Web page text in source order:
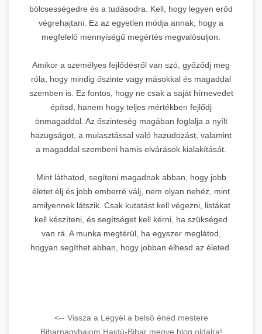
bölcsességedre és a tudásodra. Kell, hogy legyen erőd
végrehajtani. Ez az egyetlen módja annak, hogy a
megfelelő mennyiségű megértés megvalósuljon.
Amikor a személyes fejlődésről van szó, győződj meg
róla, hogy mindig őszinte vagy másokkal és magaddal
szemben is. Ez fontos, hogy ne csak a saját hírnevedet
építsd, hanem hogy teljes mértékben fejlődj
önmagaddal. Az őszinteség magában foglalja a nyílt
hazugságot, a mulasztással való hazudozást, valamint
a magaddal szembeni hamis elvárások kialakítását.
Mint láthatod, segíteni magadnak abban, hogy jobb
életet élj és jobb emberré válj, nem olyan nehéz, mint
amilyennek látszik. Csak kutatást kell végezni, listákat
kell készíteni, és segítséget kell kérni, ha szükséged
van rá. A munka megtérül, ha egyszer meglátod,
hogyan segíthet abban, hogy jobban élhesd az életed.
<-- Vissza a Legyél a belső éned mestere
Biharnagybajom Hajdú-Bihar megye blog oldalra!